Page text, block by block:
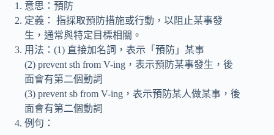
意思：預防
定義： 指採取預防措施或行動，以阻止某事發
生，通常與特定目標相關。
用法：(1) 直接加名詞，表示「預防」某事
(2) prevent sth from V-ing，表示預防某事發生，後
面會有第二個動詞
(3) prevent sb from V-ing，表示預防某人做某事，後
面會有第二個動詞
例句：